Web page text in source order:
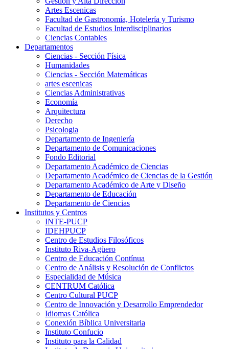
Artes Escenicas
Facultad de Gastronomía, Hotelería y Turismo
Facultad de Estudios Interdisciplinarios
Ciencias Contables
Departamentos
Ciencias - Sección Física
Humanidades
Ciencias - Sección Matemáticas
artes escenicas
Ciencias Administrativas
Economía
Arquitectura
Derecho
Psicologia
Departamento de Ingeniería
Departamento de Comunicaciones
Fondo Editorial
Departamento Académico de Ciencias
Departamento Académico de Ciencias de la Gestión
Departamento Académico de Arte y Diseño
Departamento de Educación
Departamento de Ciencias
Institutos y Centros
INTE-PUCP
IDEHPUCP
Centro de Estudios Filosóficos
Instituto Riva-Agüero
Centro de Educación Contínua
Centro de Análisis y Resolución de Conflictos
Especialidad de Música
CENTRUM Católica
Centro Cultural PUCP
Centro de Innovación y Desarrollo Emprendedor
Idiomas Católica
Conexión Bíblica Universitaria
Instituto Confucio
Instituto para la Calidad